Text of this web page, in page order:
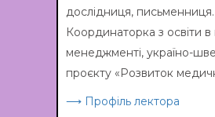
дослідниця, письменниця.
Координаторка з освіти
менеджменті, україно-
проєкту «Розвиток
⟶ Профіль лектора